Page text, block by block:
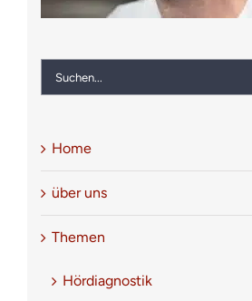
Suche
nach:
Home
über uns
Themen
Hördiagnostik